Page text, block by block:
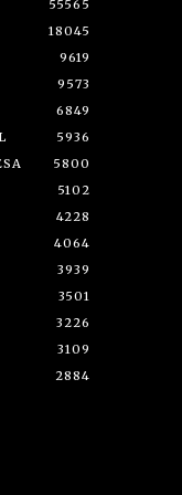
55565
18045
9619
9573
6849
5936
5800
5102
4228
4064
3939
3501
3226
3109
2884